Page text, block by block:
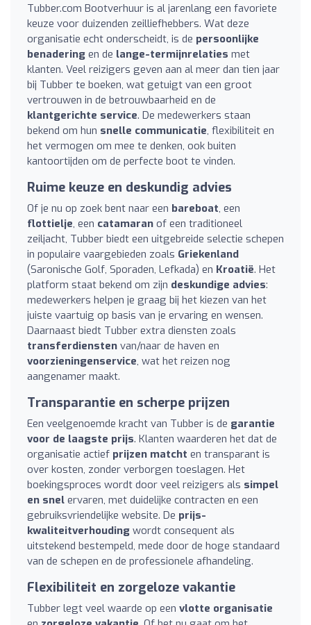
Tubber.com Bootverhuur is al jarenlang een favoriete
keuze voor duizenden zeilliefhebbers. Wat deze
organisatie echt onderscheidt, is de persoonlijke
benadering en de lange-termijnrelaties met
klanten. Veel reizigers geven aan al meer dan tien jaar
bij Tubber te boeken, wat getuigt van een groot
vertrouwen in de betrouwbaarheid en de
klantgerichte service. De medewerkers staan
bekend om hun snelle communicatie, flexibiliteit en
het vermogen om mee te denken, ook buiten
kantoortijden om de perfecte boot te vinden.
Ruime keuze en deskundig advies
Of je nu op zoek bent naar een bareboat, een
flottielje, een catamaran of een traditioneel
zeiljacht, Tubber biedt een uitgebreide selectie schepen
in populaire vaargebieden zoals Griekenland
(Saronische Golf, Sporaden, Lefkada) en Kroatië. Het
platform staat bekend om zijn deskundige advies:
medewerkers helpen je graag bij het kiezen van het
juiste vaartuig op basis van je ervaring en wensen.
Daarnaast biedt Tubber extra diensten zoals
transferdiensten van/naar de haven en
voorzieningenservice, wat het reizen nog
aangenamer maakt.
Transparantie en scherpe prijzen
Een veelgenoemde kracht van Tubber is de garantie
voor de laagste prijs. Klanten waarderen het dat de
organisatie actief prijzen matcht en transparant is
over kosten, zonder verborgen toeslagen. Het
boekingsproces wordt door veel reizigers als simpel
en snel ervaren, met duidelijke contracten en een
gebruiksvriendelijke website. De prijs-
kwaliteitverhouding wordt consequent als
uitstekend bestempeld, mede door de hoge standaard
van de schepen en de professionele afhandeling.
Flexibiliteit en zorgeloze vakantie
Tubber legt veel waarde op een vlotte organisatie